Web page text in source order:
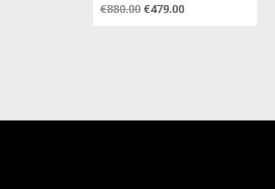
€880.00 Oorspronkelijke
€479.00Huidige